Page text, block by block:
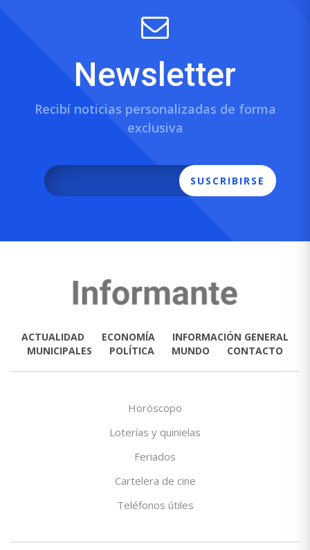
Newsletter
Recibí noticias personalizadas de forma
exclusiva
SUSCRIBIRSE
ACTUALIDAD ECONOMÍA
INFORMACIÓN GENERAL
MUNICIPALES
POLÍTICA MUNDO CONTACTO
Horóscopo
Loterías y quinielas
Feriados
Cartelera de cine
Teléfonos útiles